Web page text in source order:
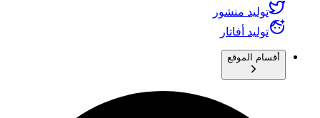
توليد منشور
توليد أفاتار
أقسام الموقع